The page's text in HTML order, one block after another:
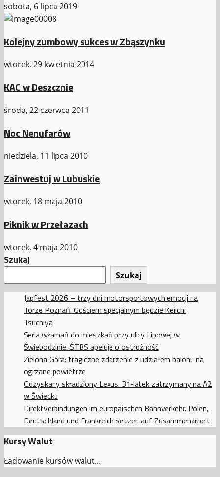
sobota, 6 lipca 2019
Kolejny zumbowy sukces w Zbąszynku
wtorek, 29 kwietnia 2014
KAC w Deszcznie
środa, 22 czerwca 2011
Noc Nenufarów
niedziela, 11 lipca 2010
Zainwestuj w Lubuskie
wtorek, 18 maja 2010
Piknik w Przełazach
wtorek, 4 maja 2010
Szukaj
Szukaj
Japfest 2026 – trzy dni motorsportowych emocji na
Torze Poznań. Gościem specjalnym będzie Keiichi
Tsuchiya
Seria włamań do mieszkań przy ulicy Lipowej w
Świebodzinie. ŚTBS apeluje o ostrożność
Zielona Góra: tragiczne zdarzenie z udziałem balonu na
ogrzane powietrze
Odzyskany skradziony Lexus. 31‑latek zatrzymany na A2
w Świecku
Direktverbindungen im europäischen Bahnverkehr. Polen,
Deutschland und Frankreich setzen auf Zusammenarbeit
Kursy Walut
Ładowanie kursów walut...